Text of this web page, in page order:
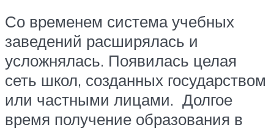
Со временем система учебных
заведений расширялась и
усложнялась. Появилась целая
сеть школ, созданных государством
или частными лицами. Долгое
время получение образования в